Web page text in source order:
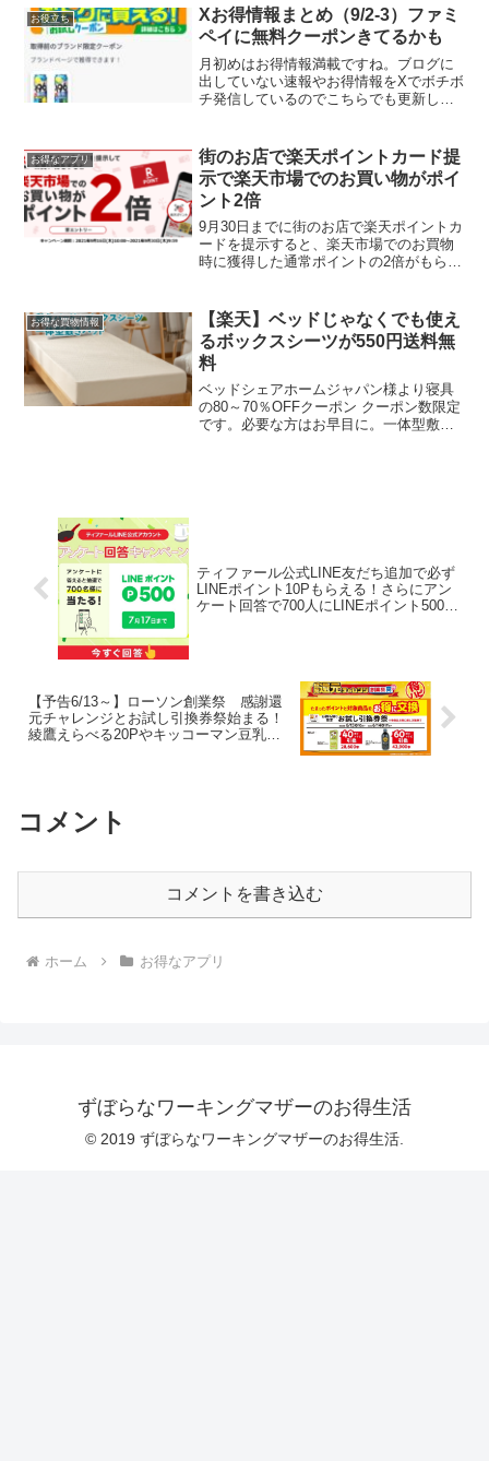
しました。ティッシュ200組5箱は200ポ
イントで交換♪テ...
お役立ち
Xお得情報まとめ（9/2-3）ファミ
ペイに無料クーポンきてるかも
月初めはお得情報満載ですね。ブログに
出していない速報やお得情報をXでボチボ
チ発信しているのでこちらでも更新しま
が、たばこの人もいました。引き換える
前にgloのスタンプ台紙...
お得なアプリ
街のお店で楽天ポイントカード提
示で楽天市場でのお買い物がポイ
ント2倍
9月30日までに街のお店で楽天ポイントカ
ードを提示すると、楽天市場でのお買物
時に獲得した通常ポイントの2倍がもらえ
ージよりエントリーが完了された方 2. キ
ャン...
お得な買物情報
【楽天】ベッドじゃなくでも使え
るボックスシーツが550円送料無
料
ベッドシェアホームジャパン様より寝具
の80～70％OFFクーポン クーポン数限定
です。必要な方はお早目に。一体型敷き
ティファール公式LINE友だち追加で必ず
LINEポイント10Pもらえる！さらにアン
ケート回答で700人にLINEポイント500P
【予告6/13～】ローソン創業祭 感謝還
元チャレンジとお試し引換券祭始まる！
綾鷹えらべる20Pやキッコーマン豆乳で
コメント
コメントを書き込む
ホーム お得なアプリ
ずぼらなワーキングマザーのお得生活
© 2019 ずぼらなワーキングマザーのお得生活.